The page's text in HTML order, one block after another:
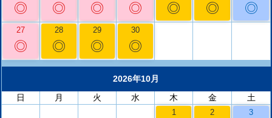
◎ ◎ ◎ ◎ ◎ ◎ ◎
27
◎
28
◎
29
◎
30
◎
2026年10月
日
月 火 水 木 金 土
1 2 3